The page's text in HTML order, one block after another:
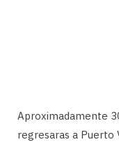
Aproximadamente
regresaras a Puerto